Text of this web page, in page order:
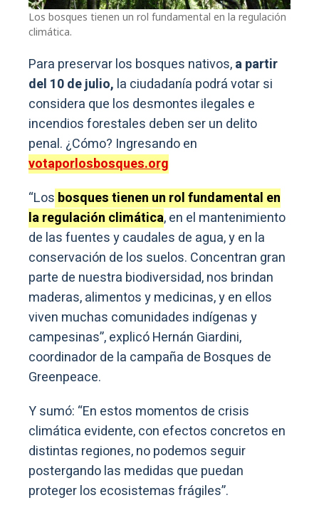
Los bosques tienen un rol fundamental en la regulación
climática.
Para preservar los bosques nativos,a partir
del 10 de julio, la ciudadanía podrá votar si
considera que los desmontes ilegales e
incendios forestales deben ser un delito
penal. ¿Cómo? Ingresando en
votaporlosbosques.org
“Los bosques tienen un rol fundamental en
la regulación climática, en el mantenimiento
de las fuentes y caudales de agua, y en la
conservación de los suelos. Concentran gran
parte de nuestra biodiversidad, nos brindan
maderas, alimentos y medicinas, y en ellos
viven muchas comunidades indígenas y
campesinas”, explicó Hernán Giardini,
coordinador de la campaña de Bosques de
Greenpeace.
Y sumó: “En estos momentos de crisis
climática evidente, con efectos concretos en
distintas regiones, no podemos seguir
postergando las medidas que puedan
proteger los ecosistemas frágiles”.